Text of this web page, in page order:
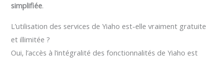
simplifiée.
L’utilisation des services de Yiaho est-elle vraiment gratuite
et illimitée ?
Oui, l’accès à l’intégralité des fonctionnalités de Yiaho est